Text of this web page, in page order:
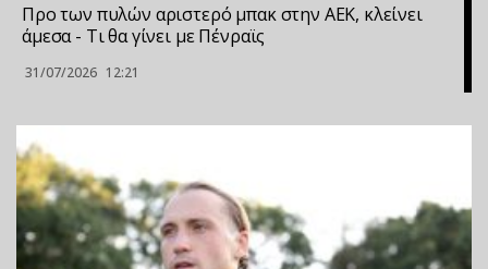
Προ των πυλών αριστερό μπακ στην ΑΕΚ, κλείνει
άμεσα - Τι θα γίνει με Πένραϊς
31/07/2026 12:21